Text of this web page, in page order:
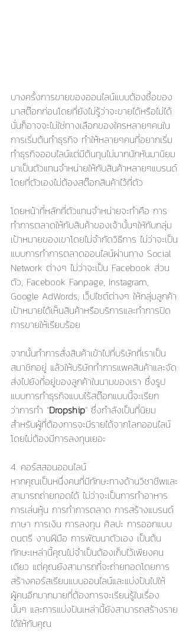
บางครั้งการขายของออนไลน์แบบต้องซื้อของ
มาสต๊อกก่อนโดยที่ยังไม่รู้ว่าจะขายได้หรือไม่ได้
นั่นก็อาจจะไม่ใช่ทางเลือกของใครหลายๆคนใน
การเริ่มต้นทำธุรกิจ ทำให้หลายๆคนที่อยากเริ่ม
ทำธุรกิจออนไลน์แต่มีต้นทุนไม่มากนักหันมานิยม
มาเป็นตัวแทนจำหน่ายให้กับสินค้าหลายๆแบรนด์
โดยที่ตัวเองไม่ต้องสต๊อกสินค้าไว้ที่ตัว
โดยหน้าที่หลักที่ตัวแทนจำหน่ายจะทำคือ การ
ทำการตลาดให้กับสินค้าของเจ้านั้นๆใหักับกลุ่ม
เป้าหมายของเขาโดยไม่จำกัดวิธีการ ไม่ว่าจะเป็น
แบบการทำการตลาดออนไลน์ผ่านทาง Social
Network ต่างๆ ไม่ว่าจะเป็น Facebook ส่วน
ตัว, Facebook Fanpage, Instagram,
Google AdWords, เว็ปไซต์ต่างๆ ให้กลุ่มลูกค้า
เป้าหมายได้เห็นสินค้าหรือบริการและทำการปิด
การขายให้เรียบร้อย
จากนั้นทำการสั่งสินค้าเข้าไปที่บริษัทที่เราเป็น
สมาชิกอยู่ แล้วให้บริษัททำการแพคสินค้าและจัด
ส่งไปยังที่อยู่ของลูกค้าในนามของเรา ซึ่งรูป
แบบการทำธุรกิจแบบไร้สต๊อกแบบนี้จะเรียก
ว่าการทำ "Dropship" ซึ่งกำลังเป็นที่นิยม
สำหรับผู้ที่ต้องการจะมีรายได้จากโลกออนไลน์
โดยไม่ต้องมีการลงทุนเยอะ
4. คอร์สสอนออนไลน์
หากคุณเป็นหนึ่งคนที่มีทักษะทางด้านวิชาชีพและ
สามารถถ่ายทอดได้ ไม่ว่าจะเป็นการทำอาหาร
การเล่นหุ้น การทำการตลาด การสร้างแบรนด์
ภาษา การเงิน การลงทุน ศิลปะ การออกแบบ
ดนตรี งานฝีมือ การพัฒนาตัวเอง เป็นต้น
ทักษะเหล่านี้คุณไม่จำเป็นต้องเก็บไว้เพียงคน
เดียว แต่คุณยังสามารถที่จะถ่ายทอดโดยการ
สร้างคอร์สเรียนแบบออนไลน์และแบ่งปันไปให้
ผู้คนอีกมากมายที่ต้องการจะเรียนรู้ในเรื่อง
นั้นๆ และการแบ่งปันเหล่านี้ยังสามารถสร้างราย
ได้ให้กับคุณ